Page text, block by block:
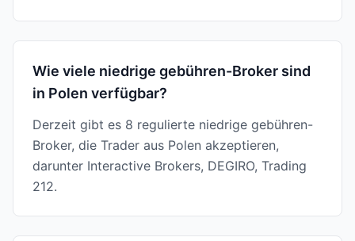
Wie viele niedrige gebühren-Broker sind
in Polen verfügbar?
Derzeit gibt es 8 regulierte niedrige gebühren-
Broker, die Trader aus Polen akzeptieren,
darunter Interactive Brokers, DEGIRO, Trading
212.